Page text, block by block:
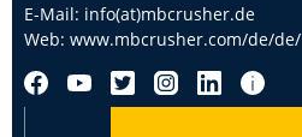
E-Mail: info(at)mbcrusher.de
Web: www.mbcrusher.com/de/de/